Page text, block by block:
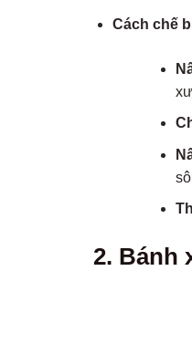
Cách chế
2. Bánh